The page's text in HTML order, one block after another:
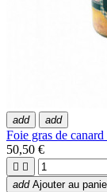
add add
Foie gras de
50,50 €
 
add Ajouter au